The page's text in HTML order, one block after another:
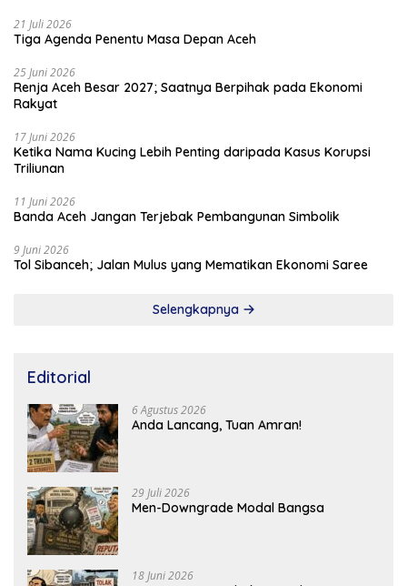
21 Juli 2026
Tiga Agenda Penentu Masa Depan Aceh
25 Juni 2026
Renja Aceh Besar 2027; Saatnya Berpihak pada Ekonomi
Rakyat
17 Juni 2026
Ketika Nama Kucing Lebih Penting daripada Kasus Korupsi
Triliunan
11 Juni 2026
Banda Aceh Jangan Terjebak Pembangunan Simbolik
9 Juni 2026
Tol Sibanceh; Jalan Mulus yang Mematikan Ekonomi Saree
Selengkapnya
Editorial
6 Agustus 2026
Anda Lancang, Tuan Amran!
29 Juli 2026
Men-Downgrade Modal Bangsa
18 Juni 2026